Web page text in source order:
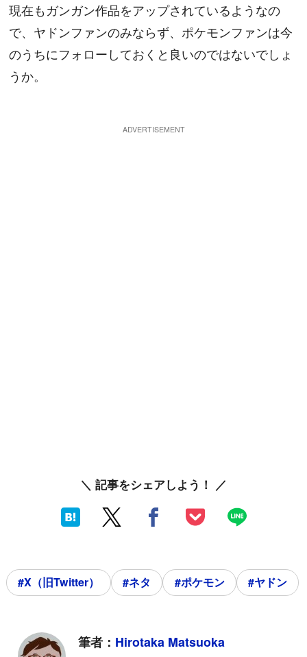
現在もガンガン作品をアップされているようなの
で、ヤドンファンのみならず、ポケモンファンは今
のうちにフォローしておくと良いのではないでしょ
うか。
＼ 記事をシェアしよう！ ／
#X（旧Twitter） #ネタ #ポケモン #ヤドン
筆者： Hirotaka Matsuoka